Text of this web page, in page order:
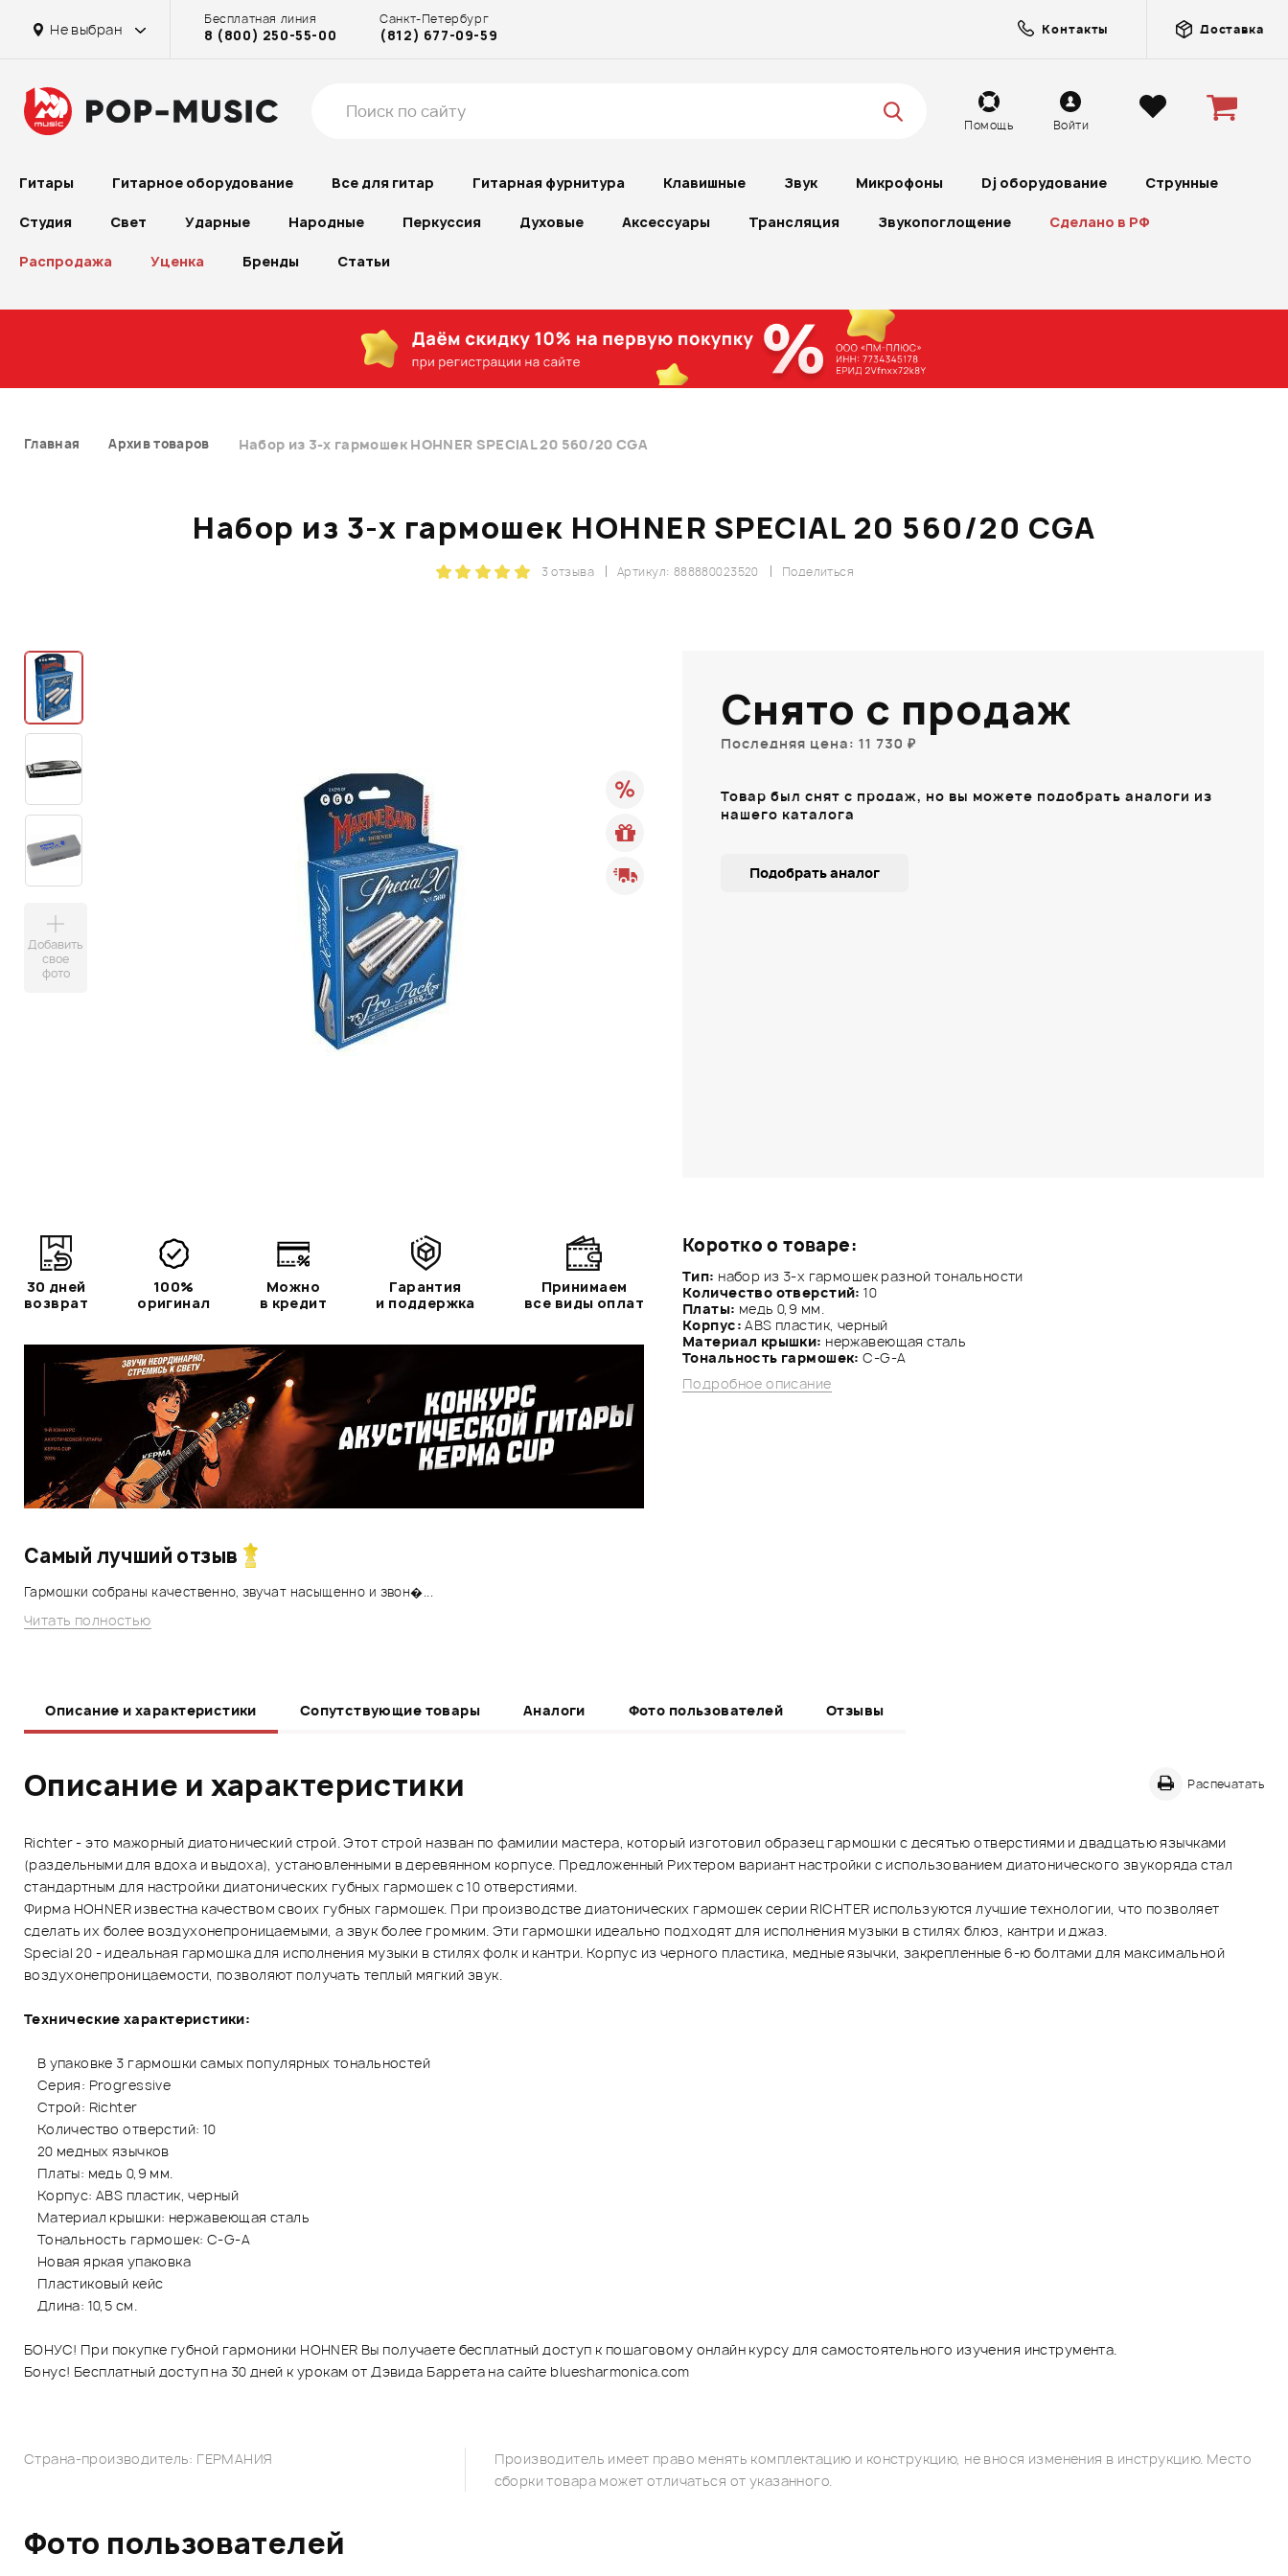
Не выбран
Бесплатная линия
8 (800) 250-55-00
Санкт-Петербург
(812) 677-09-59 Контакты Доставка
Помощь Войти
Гитары Гитарное оборудование Все для гитар Гитарная фурнитура Клавишные Звук Микрофоны Dj оборудование Струнные
Студия Свет Ударные Народные Перкуссия Духовые Аксессуары Трансляция Звукопоглощение Сделано в РФ
Распродажа Уценка Бренды Статьи
Главная Архив товаров Набор из 3-х гармошек HOHNER SPECIAL 20 560/20 CGA
Набор из 3-х гармошек HOHNER SPECIAL 20 560/20 CGA
Поделиться
Артикул: 888880023520
3 отзыва
Добавить
свое
фото
Коротко о товаре:
Тип: набор из 3-х гармошек разной тональности
Количество отверстий:10
Платы: медь 0,9 мм.
Корпус: ABS пластик, черный
Материал крышки: нержавеющая сталь
Тональность гармошек:C-G-A
Подробное описание
Снято с продаж
Последняя цена: 11 730 ₽
Товар был снят с продаж, но вы можете подобрать аналоги из
нашего каталога
Подобрать аналог
30 дней
возврат
100%
оригинал
Можно
в кредит
Гарантия
и поддержка
Принимаем
все виды оплат
Самый лучший отзыв
Гармошки собраны качественно, звучат насыщенно и звон�...
Читать полностью
Описание и характеристики Сопутствующие товары Аналоги Фото пользователей Отзывы
Описание и характеристики Распечатать
Richter - это мажорный диатонический строй. Этот строй назван по фамилии мастера, который изготовил образец гармошки с десятью отверстиями и двадцатью язычками
(раздельными для вдоха и выдоха), установленными в деревянном корпусе. Предложенный Рихтером вариант настройки с использованием диатонического звукоряда стал
стандартным для настройки диатонических губных гармошек с 10 отверстиями.
Фирма HOHNER известна качеством своих губных гармошек. При производстве диатонических гармошек серии RICHTER используются лучшие технологии, что позволяет
сделать их более воздухонепроницаемыми, а звук более громким. Эти гармошки идеально подходят для исполнения музыки в стилях блюз, кантри и джаз.
Special 20 - идеальная гармошка для исполнения музыки в стилях фолк и кантри. Корпус из черного пластика, медные язычки, закрепленные 6-ю болтами для максимальной
воздухонепроницаемости, позволяют получать теплый мягкий звук.
Технические характеристики:
В упаковке 3 гармошки самых популярных тональностей
Серия: Progressive
Строй: Richter
Количество отверстий: 10
20 медных язычков
Платы: медь 0,9 мм.
Корпус: ABS пластик, черный
Материал крышки: нержавеющая сталь
Тональность гармошек: C-G-A
Новая яркая упаковка
Пластиковый кейс
Длина: 10,5 см.
БОНУС! При покупке губной гармоники HOHNER Вы получаете бесплатный доступ к пошаговому онлайн курсу для самостоятельного изучения инструмента.
Бонус! Бесплатный доступ на 30 дней к урокам от Дэвида Баррета на сайте bluesharmonica.com
Страна-производитель: ГЕРМАНИЯ
Производитель имеет право менять комплектацию и конструкцию, не внося изменения в инструкцию. Место
сборки товара может отличаться от указанного.
Фото пользователей